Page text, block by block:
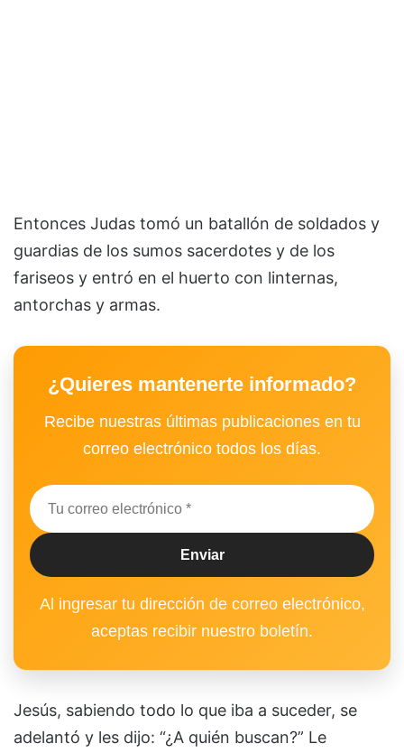
Entonces Judas tomó un batallón de soldados y
guardias de los sumos sacerdotes y de los
fariseos y entró en el huerto con linternas,
antorchas y armas.
¿Quieres mantenerte informado?
Recibe nuestras últimas publicaciones en tu
correo electrónico todos los días.
Al ingresar tu dirección de correo electrónico,
aceptas recibir nuestro boletín.
Jesús, sabiendo todo lo que iba a suceder, se
adelantó y les dijo: “¿A quién buscan?” Le